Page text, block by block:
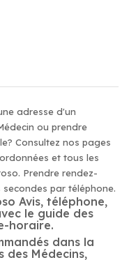
adresse d'un
ou prendre
Consultez nos pages
et tous les
Prendre rendez-
par téléphone.
Avis, téléphone,
le guide des
horaire.
dans la
des Médecins,